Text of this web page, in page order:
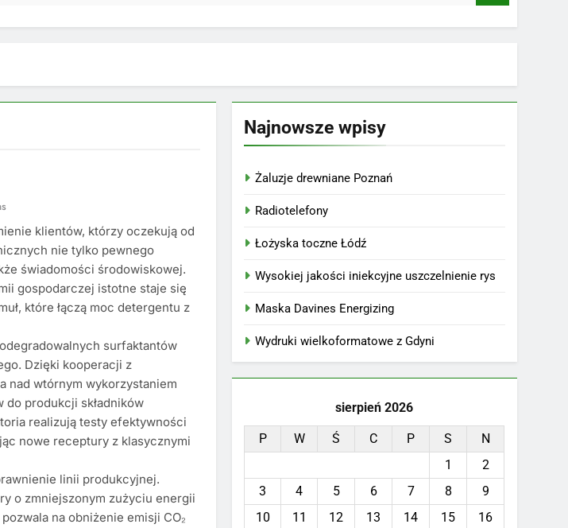
klientów, którzy oczekują od
nie tylko pewnego
świadomości środowiskowej.
gospodarczej istotne staje się
które łączą moc detergentu z
surfaktantów
Dzięki kooperacji z
nad wtórnym wykorzystaniem
produkcji składników
realizują testy efektywności
nowe receptury z klasycznymi
linii produkcyjnej.
o zmniejszonym zużyciu energii
na obniżenie emisji CO₂
Najnowsze wpisy
Żaluzje drewniane Poznań
Radiotelefony
Łożyska toczne Łódź
Wysokiej jakości iniekcyjne uszczelnienie rys
Maska Davines Energizing
Wydruki wielkoformatowe z Gdyni
sierpień 2026
P W Ś C P S
N
1
2
3
4 5 6 7 8
9
10
11 12 13 14 15
16